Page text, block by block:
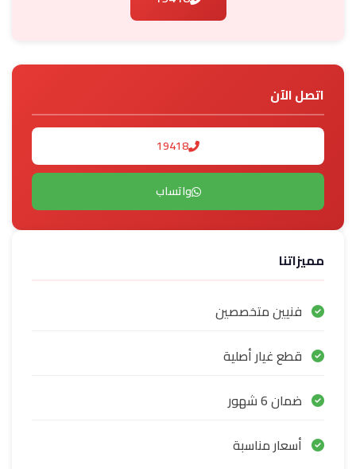
اتصل الآن
19418
واتساب
مميزاتنا
فنيين متخصصين
قطع غيار أصلية
ضمان 6 شهور
أسعار مناسبة